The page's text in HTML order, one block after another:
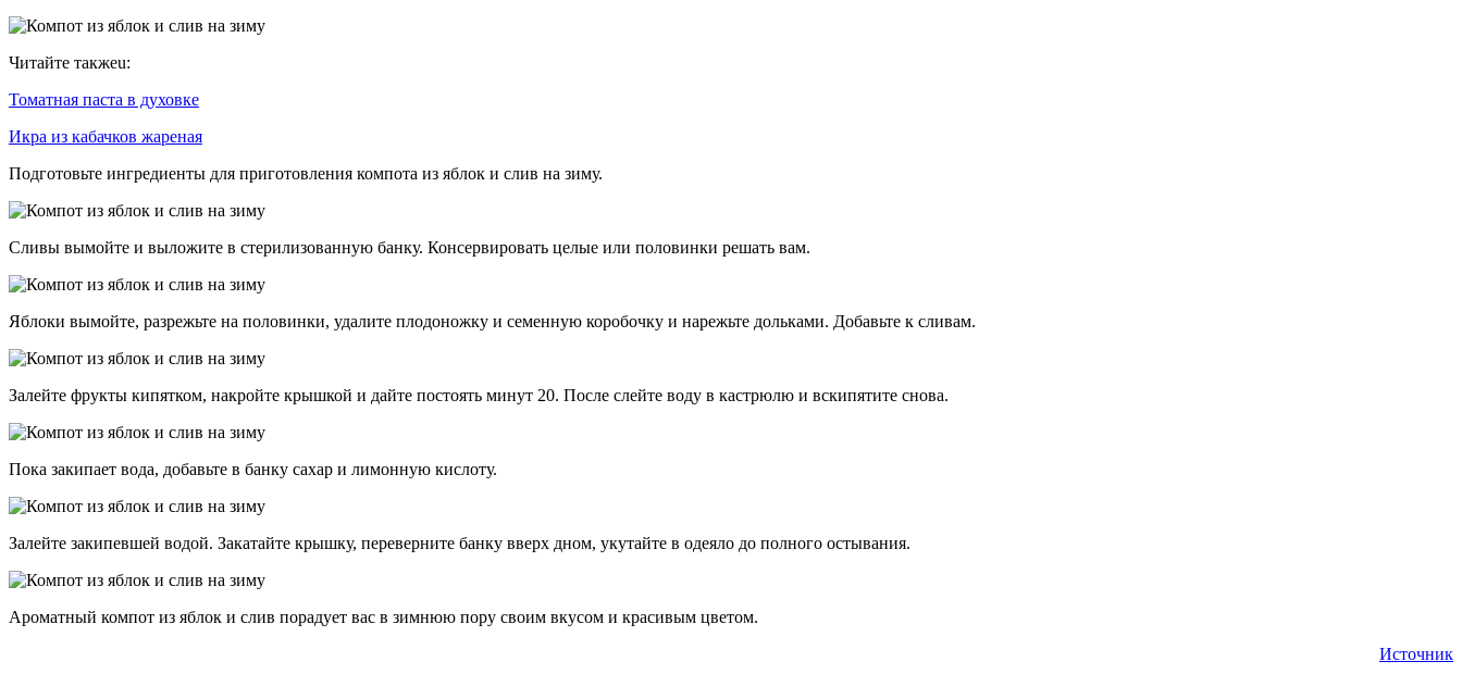
Читайте такжеu:
Томатная паста в духовке
Икра из кабачков жареная
Подготовьте ингредиенты для приготовления компота из яблок и слив на зиму.
Сливы вымойте и выложите в стерилизованную банку. Консервировать целые или половинки решать вам.
Яблоки вымойте, разрежьте на половинки, удалите плодоножку и семенную коробочку и нарежьте дольками. Добавьте к сливам.
Залейте фрукты кипятком, накройте крышкой и дайте постоять минут 20. После слейте воду в кастрюлю и вскипятите снова.
Пока закипает вода, добавьте в банку сахар и лимонную кислоту.
Залейте закипевшей водой. Закатайте крышку, переверните банку вверх дном, укутайте в одеяло до полного остывания.
Ароматный компот из яблок и слив порадует вас в зимнюю пору своим вкусом и красивым цветом.
Источник